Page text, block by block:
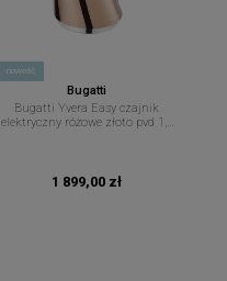
nowość
Bugatti
Bugatti Yvera Easy czajnik
elektryczny różowe złoto pvd 1,7
1 899,00 zł